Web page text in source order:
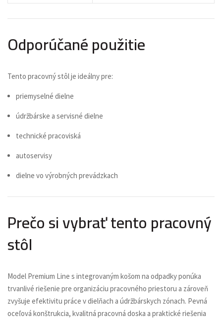
Odporúčané použitie
Tento pracovný stôl je ideálny pre:
priemyselné dielne
údržbárske a servisné dielne
technické pracoviská
autoservisy
dielne vo výrobných prevádzkach
Prečo si vybrať tento pracovný
stôl
Model Premium Line s integrovaným košom na odpadky ponúka
trvanlivé riešenie pre organizáciu pracovného priestoru a zároveň
zvyšuje efektivitu práce v dielňach a údržbárskych zónach. Pevná
oceľová konštrukcia, kvalitná pracovná doska a praktické riešenia